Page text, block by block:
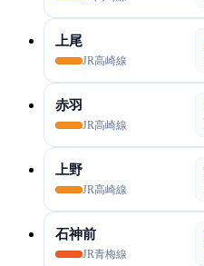
上尾
JR高崎線
赤羽
JR高崎線
上野
JR高崎線
石神前
JR青梅線